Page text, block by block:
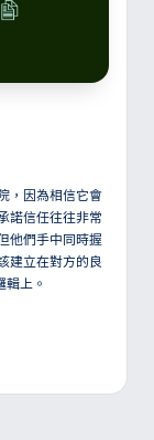
，因為相信它會
諾信任往往非常
他們手中同時握
建立在對方的良
輯上。